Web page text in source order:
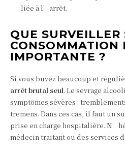
liée à l’arrêt.
QUE SURVEILLER
CONSOMMATION
IMPORTANTE ?
Si vous buvez beaucoup et
arrêt brutal seul. Le sevrage
symptômes sévères :
tremens. Dans ces cas, il faut un
prise en charge hospitalière.
médecin traitant ou des services